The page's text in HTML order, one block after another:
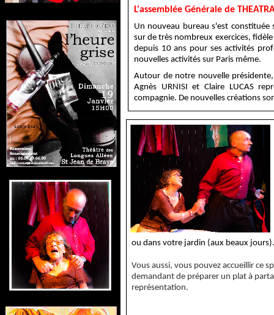
L'assemblée Générale de
Un nouveau bureau s'est
sur de très nombreux exercices,
depuis 10 ans pour ses activités
nouvelles activités sur Paris même.
Autour de notre nouvelle
Agnès URNISI et Claire LUCAS
compagnie. De nouvelles créations
ou dans votre jardin (aux beaux
Vous aussi, vous pouvez accueillir ce
demandant de préparer un plat à
représentation.